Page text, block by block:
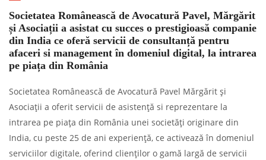
Societatea Românească de Avocatură Pavel, Mărgărit
și Asociații a asistat cu succes o prestigioasă companie
din India ce oferă servicii de consultanță pentru
afaceri si management în domeniul digital, la intrarea
pe piața din România
Societatea Românească de Avocatură Pavel Mărgărit și
Asociații a oferit servicii de asistență si reprezentare la
intrarea pe piața din România unei societăți originare din
India, cu peste 25 de ani experiență, ce activează în domeniul
serviciilor digitale, oferind clienților o gamă largă de servicii